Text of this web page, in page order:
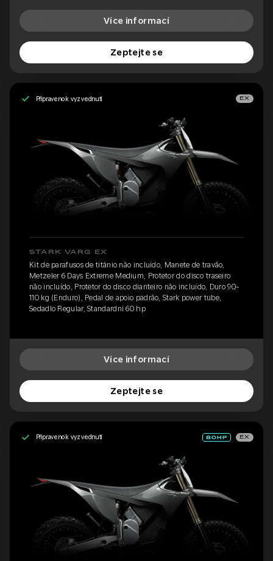
Více informací
Zeptejte se
Připraveno k vyzvednutí EX
STARK VARG EX
Kit de parafusos de titânio não incluído, Manete de travão,
Metzeler 6 Days Extreme Medium, Protetor do disco traseiro
não incluído, Protetor do disco dianteiro não incluído, Duro 90-
110 kg (Enduro), Pedal de apoio padrão, Stark power tube,
Sedadlo Regular, Standardní 60 hp
Více informací
Zeptejte se
Připraveno k vyzvednutí EX